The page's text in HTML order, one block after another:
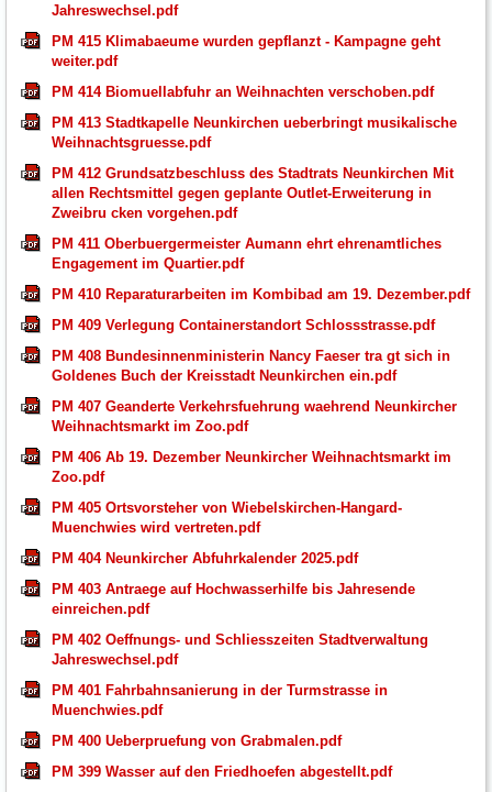
Jahreswechsel.pdf
PM 415 Klimabaeume wurden gepflanzt - Kampagne geht
weiter.pdf
PM 414 Biomuellabfuhr an Weihnachten verschoben.pdf
PM 413 Stadtkapelle Neunkirchen ueberbringt musikalische
Weihnachtsgruesse.pdf
PM 412 Grundsatzbeschluss des Stadtrats Neunkirchen Mit
allen Rechtsmittel gegen geplante Outlet-Erweiterung in
Zweibru cken vorgehen.pdf
PM 411 Oberbuergermeister Aumann ehrt ehrenamtliches
Engagement im Quartier.pdf
PM 410 Reparaturarbeiten im Kombibad am 19. Dezember.pdf
PM 409 Verlegung Containerstandort Schlossstrasse.pdf
PM 408 Bundesinnenministerin Nancy Faeser tra gt sich in
Goldenes Buch der Kreisstadt Neunkirchen ein.pdf
PM 407 Geanderte Verkehrsfuehrung waehrend Neunkircher
Weihnachtsmarkt im Zoo.pdf
PM 406 Ab 19. Dezember Neunkircher Weihnachtsmarkt im
Zoo.pdf
PM 405 Ortsvorsteher von Wiebelskirchen-Hangard-
Muenchwies wird vertreten.pdf
PM 404 Neunkircher Abfuhrkalender 2025.pdf
PM 403 Antraege auf Hochwasserhilfe bis Jahresende
einreichen.pdf
PM 402 Oeffnungs- und Schliesszeiten Stadtverwaltung
Jahreswechsel.pdf
PM 401 Fahrbahnsanierung in der Turmstrasse in
Muenchwies.pdf
PM 400 Ueberpruefung von Grabmalen.pdf
PM 399 Wasser auf den Friedhoefen abgestellt.pdf